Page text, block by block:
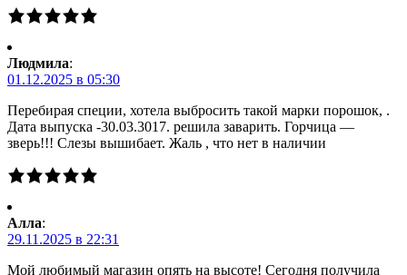
Людмила:
01.12.2025 в 05:30
Перебирая специи, хотела выбросить такой марки порошок, .
Дата выпуска -30.03.3017. решила заварить. Горчица —
зверь!!! Слезы вышибает. Жаль , что нет в наличии
Алла:
29.11.2025 в 22:31
Мой любимый магазин опять на высоте! Сегодня получила